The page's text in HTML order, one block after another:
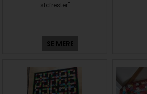
stofrester"
SE MERE